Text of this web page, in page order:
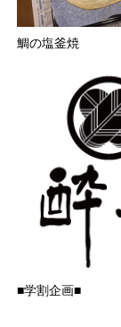
鯛の塩釜焼
■学割企画■